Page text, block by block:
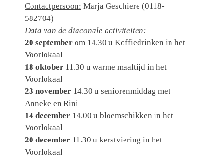
Contactpersoon: Marja Geschiere (0118-
582704)
Data van de diaconale activiteiten:
20 september om 14.30 u Koffiedrinken in het
Voorlokaal
18 oktober 11.30 u warme maaltijd in het
Voorlokaal
23 november 14.30 u seniorenmiddag met
Anneke en Rini
14 december 14.00 u bloemschikken in het
Voorlokaal
20 december 11.30 u kerstviering in het
Voorlokaal